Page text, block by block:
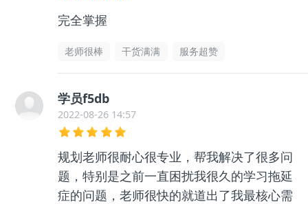
完全掌握
老师很棒 干货满满 服务超赞
学员f5db
2022-08-26 14:57
规划老师很耐心很专业，帮我解决了很多问
题，特别是之前一直困扰我很久的学习拖延
症的问题，老师很快的就道出了我最核心需